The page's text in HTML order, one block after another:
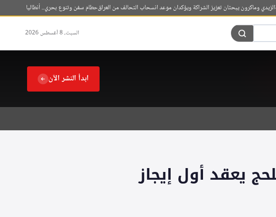
وماكرون يبحثان تعزيز الشراكة ويؤكدان موعد انسحاب التحالف من العراقحطام سفن وتنوع بحري.. أنطاليا وجهة
السبت، 8 أغسطس 2026
ابدأ النشر الآن
يعقد أول إيجاز